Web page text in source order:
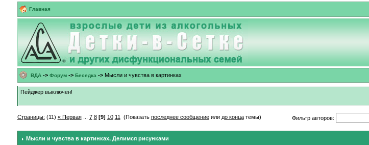
Главная
ВДА-> Форум-> Беседка -> Мысли и чувства в картинках
Пейджер выключен!
Страницы: (11) « Первая... 7 8 [9] 10 11 (Показать последнее сообщениеили до концатемы) Фильтр авторов:
Мысли и чувства в картинках, Делимся рисунками